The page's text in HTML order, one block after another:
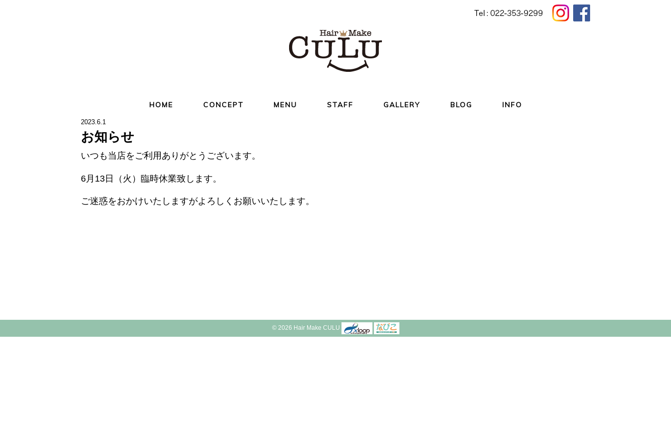
HOME CONCEPT MENU STAFF GALLERY BLOG INFO
2023.6.1
お知らせ
いつも当店をご利用ありがとうございます。
6月13日（火）臨時休業致します。
ご迷惑をおかけいたしますがよろしくお願いいたします。
© 2026 Hair Make CULU